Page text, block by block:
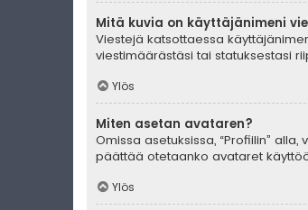
Mitä kuvia on käyttäjänimeni
Viestejä katsottaessa
viestimäärästäsi tai statuksestasi
Ylös
Miten asetan avataren?
Omissa asetuksissa, “Profiilin”
päättää otetaanko avataret
Ylös